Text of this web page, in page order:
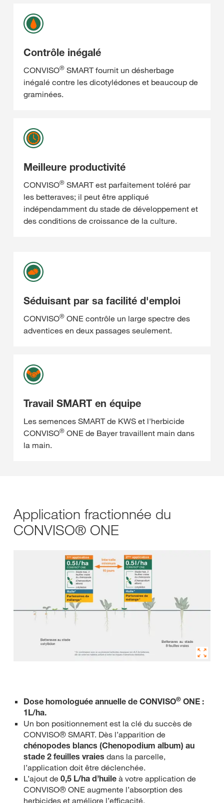
Contrôle inégalé
CONVISO® SMART fournit un désherbage
inégalé contre les dicotylédones et beaucoup de
graminées.
Meilleure productivité
CONVISO® SMART est parfaitement toléré par
les betteraves; il peut être appliqué
indépendamment du stade de développement et
des conditions de croissance de la culture.
Séduisant par sa facilité d'emploi
CONVISO® ONE contrôle un large spectre des
adventices en deux passages seulement.
Travail SMART en équipe
Les semences SMART de KWS et l'herbicide
CONVISO® ONE de Bayer travaillent main dans
la main.
Application fractionnée du
CONVISO® ONE
Dose homologuée annuelle de CONVISO® ONE :
1L/ha.
Un bon positionnement est la clé du succès de
CONVISO® SMART. Dès l’apparition de
chénopodes blancs (Chenopodium album) au
stade 2 feuilles vraies dans la parcelle,
l’application doit être déclenchée.
L’ajout de 0,5 L/ha d’huile à votre application de
CONVISO® ONE augmente l’absorption des
herbicides et améliore l’efficacité.